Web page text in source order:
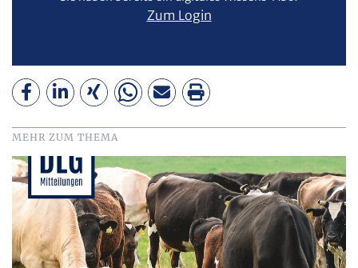
Zum Login
MEHR ZUM THEMA